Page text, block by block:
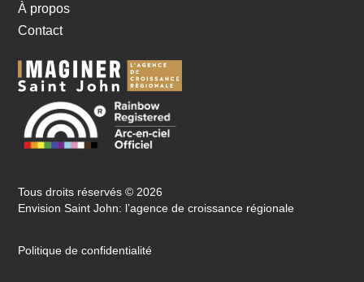
À propos
Contact
Tous droits réservés © 2026
Envision Saint John: l’agence de croissance régionale
Politique de confidentialité